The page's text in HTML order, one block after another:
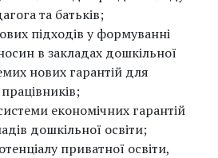
та батьків;
підходів у формуванні
в закладах дошкільної
нових гарантій для
економічних гарантій
дошкільної освіти;
приватної освіти,